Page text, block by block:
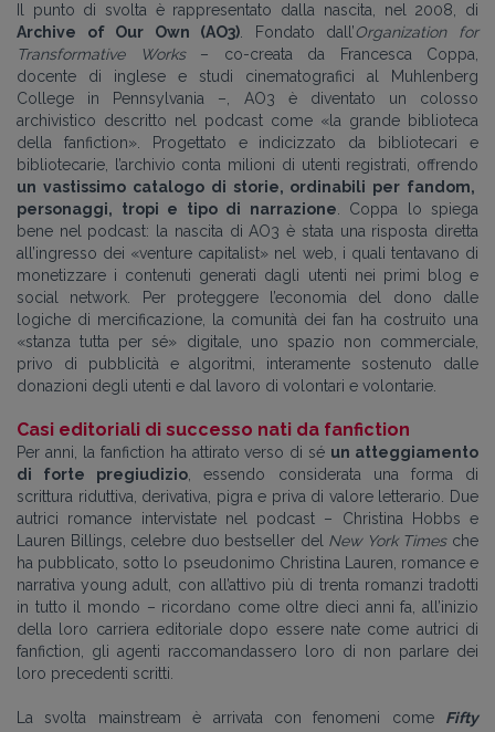
Il punto di svolta è rappresentato dalla nascita, nel 2008, di
Archive of Our Own (AO3) . Fondato dall’Organization for
Transformative Works – co-creata da Francesca Coppa,
docente di inglese e studi cinematografici al Muhlenberg
College in Pennsylvania –, AO3 è diventato un colosso
archivistico descritto nel podcast come «la grande biblioteca
della fanfiction». Progettato e indicizzato da bibliotecari e
bibliotecarie, l’archivio conta milioni di utenti registrati, offrendo
un vastissimo catalogo di storie, ordinabili per fandom,
personaggi, tropi e tipo di narrazione . Coppa lo spiega
bene nel podcast: la nascita di AO3 è stata una risposta diretta
all’ingresso dei «venture capitalist» nel web, i quali tentavano di
monetizzare i contenuti generati dagli utenti nei primi blog e
social network. Per proteggere l’economia del dono dalle
logiche di mercificazione, la comunità dei fan ha costruito una
«stanza tutta per sé» digitale, uno spazio non commerciale,
privo di pubblicità e algoritmi, interamente sostenuto dalle
donazioni degli utenti e dal lavoro di volontari e volontarie.
Casi editoriali di successo nati da fanfiction
Per anni, la fanfiction ha attirato verso di sé un atteggiamento
di forte pregiudizio , essendo considerata una forma di
scrittura riduttiva, derivativa, pigra e priva di valore letterario. Due
autrici romance intervistate nel podcast – Christina Hobbs e
Lauren Billings, celebre duo bestseller del New York Timesche
ha pubblicato, sotto lo pseudonimo Christina Lauren, romance e
narrativa young adult, con all’attivo più di trenta romanzi tradotti
in tutto il mondo – ricordano come oltre dieci anni fa, all’inizio
della loro carriera editoriale dopo essere nate come autrici di
fanfiction, gli agenti raccomandassero loro di non parlare dei
loro precedenti scritti.
La svolta mainstream è arrivata con fenomeni come Fifty